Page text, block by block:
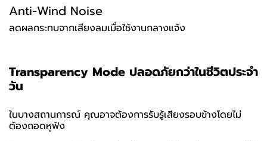
Anti-Wind Noise
ลดผลกระทบจากเสียงลมเมื่อใช้งานกลางแจ้ง
Transparency Mode ปลอดภัยกว่าในชีวิตประจำ
วัน
ในบางสถานการณ์ คุณอาจต้องการรับรู้เสียงรอบข้างโดยไม่
ต้องถอดหูฟัง